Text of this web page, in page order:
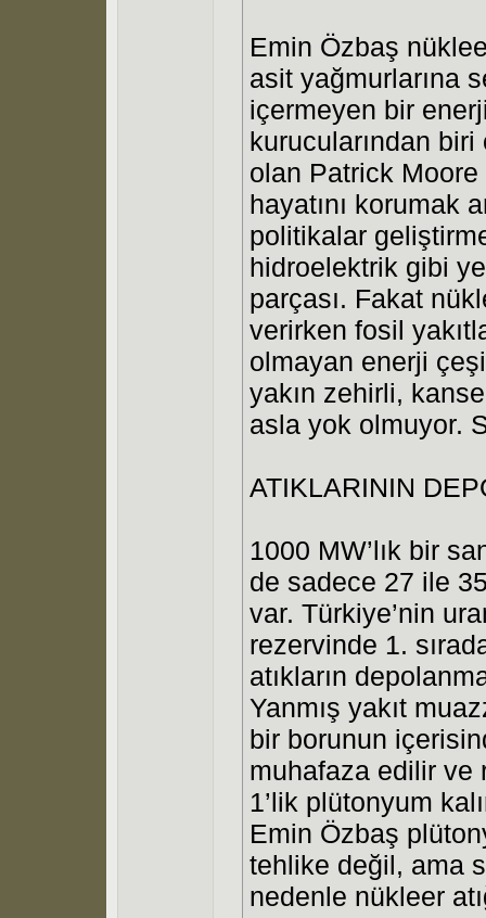
Emin Özbaş
asit yağmurlarına
içermeyen bir
kurucularından
olan Patrick
hayatını korumak
politikalar
hidroelektrik gibi
parçası. Fakat
verirken fosil
olmayan enerji
yakın zehirli,
asla yok olmuyor.
ATIKLARININ
1000 MW’lık bir
de sadece 27 ile
var. Türkiye’nin
rezervinde 1.
atıkların
Yanmış yakıt
bir borunun
muhafaza edilir ve
1’lik plütonyum
Emin Özbaş
tehlike değil, ama
nedenle nükleer